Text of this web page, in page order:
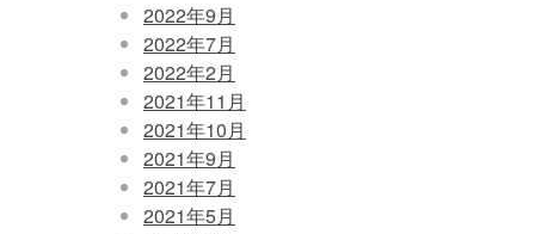
2022年9月
2022年7月
2022年2月
2021年11月
2021年10月
2021年9月
2021年7月
2021年5月